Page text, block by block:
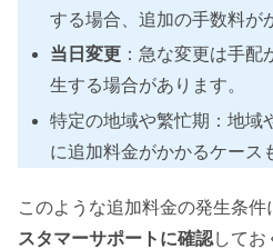
する場合、追加の手数料が
当日変更 ：急な変更は手
生する場合があります。
特定の地域や繁忙期：地域
に追加料金がかかるケース
このような追加料金の発生条
スタマーサポートに確認してお